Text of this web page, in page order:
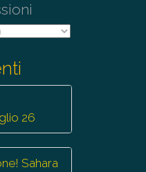
26
Sahara